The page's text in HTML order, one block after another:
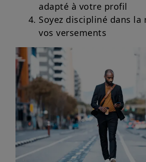
adapté à votre profil
Soyez discipliné dans
vos versements